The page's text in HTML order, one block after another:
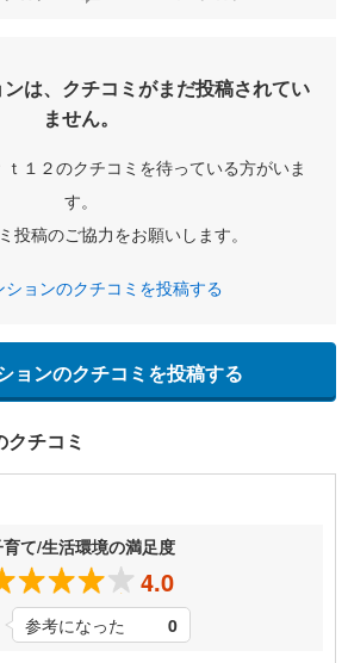
は、クチコミがまだ投稿されてい
ません。
１２のクチコミを待っている方がいま
す。
投稿のご協力をお願いします。
ションのクチコミを投稿する
ョンのクチコミを投稿する
チコミ
て/生活環境の満足度
4.0
参考になった 0